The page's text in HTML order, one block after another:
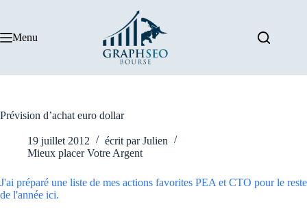
Menu
Prévision d’achat euro dollar
19 juillet 2012 écrit par Julien
Mieux placer Votre Argent
J'ai préparé une liste de mes actions favorites PEA et CTO pour le reste
de l'année ici.